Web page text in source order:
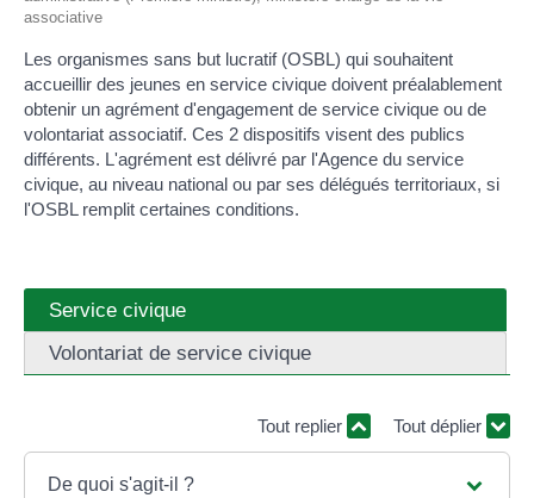
associative
Les organismes sans but lucratif (OSBL) qui souhaitent
accueillir des jeunes en service civique doivent préalablement
obtenir un agrément d'engagement de service civique ou de
volontariat associatif. Ces 2 dispositifs visent des publics
différents. L'agrément est délivré par l'Agence du service
civique, au niveau national ou par ses délégués territoriaux, si
l'OSBL remplit certaines conditions.
Service civique
Volontariat de service civique
Tout replier Tout déplier
De quoi s'agit-il ?